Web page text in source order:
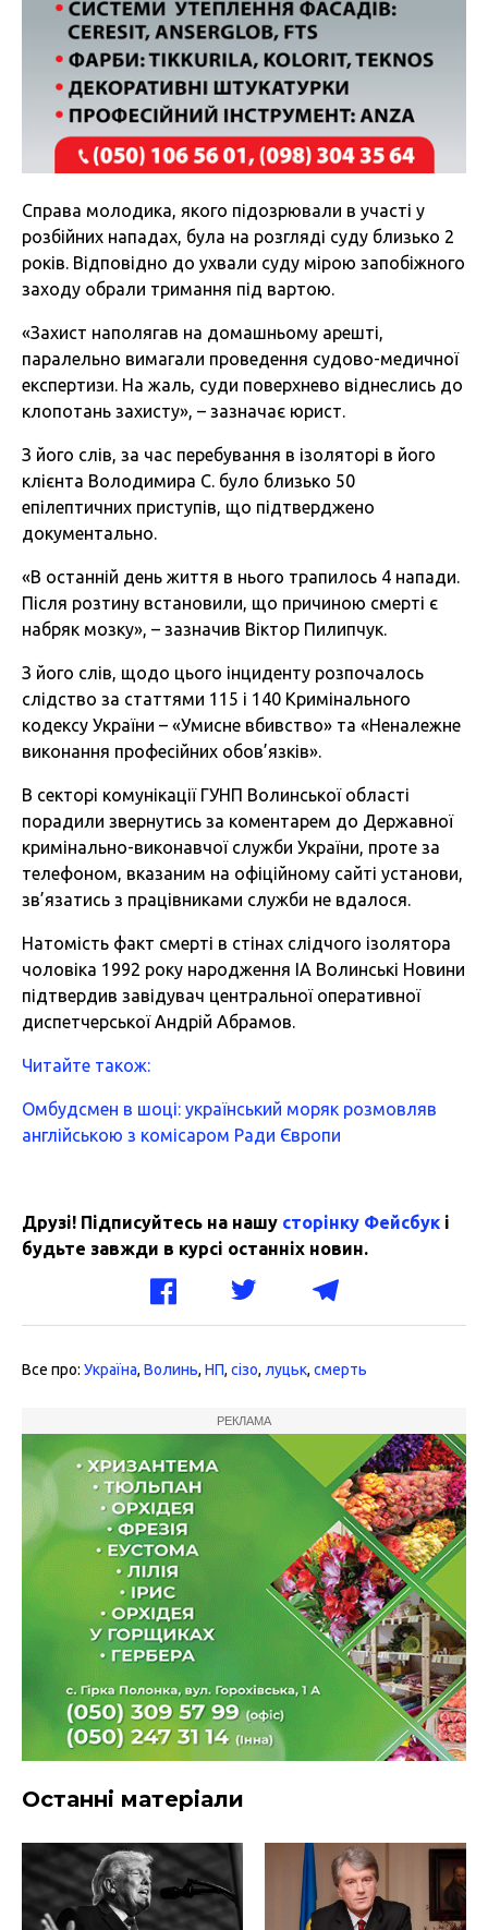
Справа молодика, якого підозрювали в участі у
розбійних нападах, була на розгляді суду близько 2
років. Відповідно до ухвали суду мірою запобіжного
заходу обрали тримання під вартою.
«Захист наполягав на домашньому арешті,
паралельно вимагали проведення судово-медичної
експертизи. На жаль, суди поверхнево віднеслись до
клопотань захисту», – зазначає юрист.
З його слів, за час перебування в ізоляторі в його
клієнта Володимира С. було близько 50
епілептичних приступів, що підтверджено
документально.
«В останній день життя в нього трапилось 4 напади.
Після розтину встановили, що причиною смерті є
набряк мозку», – зазначив Віктор Пилипчук.
З його слів, щодо цього інциденту розпочалось
слідство за статтями 115 і 140 Кримінального
кодексу України – «Умисне вбивство» та «Неналежне
виконання професійних обов’язків».
В секторі комунікації ГУНП Волинської області
порадили звернутись за коментарем до Державної
кримінально-виконавчої служби України, проте за
телефоном, вказаним на офіційному сайті установи,
зв’язатись з працівниками служби не вдалося.
Натомість факт смерті в стінах слідчого ізолятора
чоловіка 1992 року народження ІА Волинські Новини
підтвердив завідувач центральної оперативної
диспетчерської Андрій Абрамов.
Читайте також:
Омбудсмен в шоці: український моряк розмовляв
англійською з комісаром Ради Європи
Друзі! Підписуйтесь на нашу сторінку Фейсбук і
будьте завжди в курсі останніх новин.
Все про: Україна, Волинь, НП, сізо, луцьк, смерть
РЕКЛАМА
Останні матеріали